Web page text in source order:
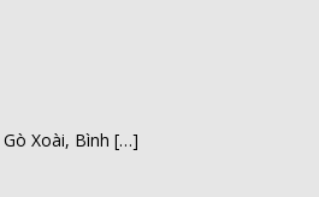
Xoài, Bình […]